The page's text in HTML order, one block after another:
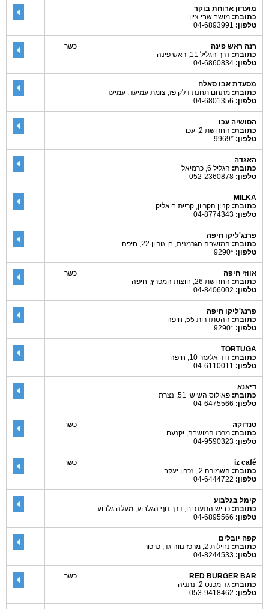
מועדון ארוחת בוקר
כתובת: מושב שבי ציון
טלפון:
רנה ראש פינה
כתובת: דרך הגליל 11, ראש פינה
טלפון:
כשר
מסעדת אבו סאלח
כתובת: מתחם תחנת דלק פז, צומת עמיעד, עמיעד
טלפון:
הסושיה עכו
כתובת: החרושת 2, עכו
טלפון: *9969
האגדה
כתובת: הגליל 6, כרמיאל
טלפון:
MILKA
כתובת: קניון הקריון, קריית ביאליק
טלפון:
פרנג'ליקו חיפה
כתובת: המושבה הגרמנית, בן גוריון 22, חיפה
טלפון: *9290
אווזי חיפה
כתובת: החרושת 26, חוצות המפרץ, חיפה
טלפון:
כשר
פרנג'ליקו חיפה
כתובת: ההסתדרות 55, חיפה
טלפון: *9290
TORTUGA
כתובת: דוד אלעזר 10, חיפה
טלפון:
דיאנא
כתובת: פאולוס השישי 51, נצרת
טלפון:
טנדוקה
כתובת: מרכז המושבה, יקנעם
טלפון:
כשר
iz café
כתובת: השמורה 2 , זכרון יעקב
טלפון:
כשר
קימל בגלבוע
כתובת: כביש התענכים, דרך נוף הגלבוע, מעלה גלבוע
טלפון:
קפה יובלים
כתובת: נחילות 2, מרכז נווה גד, כרכור
טלפון:
RED BURGER BAR
כתובת: גד מכנס 2, נתניה
טלפון:
כשר